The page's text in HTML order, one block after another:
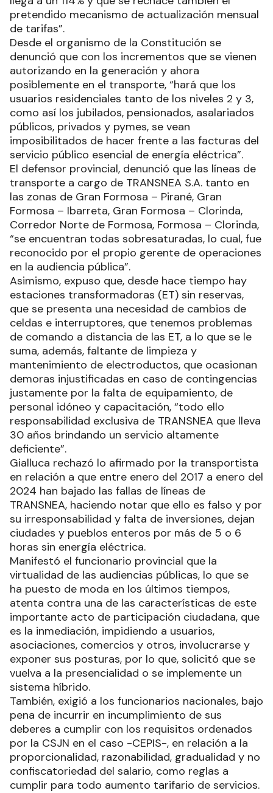
pretendido mecanismo de actualización mensual
de tarifas”.
Desde el organismo de la Constitución se
denunció que con los incrementos que se vienen
autorizando en la generación y ahora
posiblemente en el transporte, “hará que los
usuarios residenciales tanto de los niveles 2 y 3,
como así los jubilados, pensionados, asalariados
públicos, privados y pymes, se vean
imposibilitados de hacer frente a las facturas del
servicio público esencial de energía eléctrica”.
El defensor provincial, denunció que las líneas de
transporte a cargo de TRANSNEA S.A. tanto en
las zonas de Gran Formosa – Pirané, Gran
Formosa – Ibarreta, Gran Formosa – Clorinda,
Corredor Norte de Formosa, Formosa – Clorinda,
“se encuentran todas sobresaturadas, lo cual, fue
reconocido por el propio gerente de operaciones
en la audiencia pública”.
Asimismo, expuso que, desde hace tiempo hay
estaciones transformadoras (ET) sin reservas,
que se presenta una necesidad de cambios de
celdas e interruptores, que tenemos problemas
de comando a distancia de las ET, a lo que se le
suma, además, faltante de limpieza y
mantenimiento de electroductos, que ocasionan
demoras injustificadas en caso de contingencias
justamente por la falta de equipamiento, de
personal idóneo y capacitación, “todo ello
responsabilidad exclusiva de TRANSNEA que lleva
30 años brindando un servicio altamente
deficiente”.
Gialluca rechazó lo afirmado por la transportista
en relación a que entre enero del 2017 a enero del
2024 han bajado las fallas de líneas de
TRANSNEA, haciendo notar que ello es falso y por
su irresponsabilidad y falta de inversiones, dejan
ciudades y pueblos enteros por más de 5 o 6
horas sin energía eléctrica.
Manifestó el funcionario provincial que la
virtualidad de las audiencias públicas, lo que se
ha puesto de moda en los últimos tiempos,
atenta contra una de las características de este
importante acto de participación ciudadana, que
es la inmediación, impidiendo a usuarios,
asociaciones, comercios y otros, involucrarse y
exponer sus posturas, por lo que, solicitó que se
vuelva a la presencialidad o se implemente un
sistema híbrido.
También, exigió a los funcionarios nacionales, bajo
pena de incurrir en incumplimiento de sus
deberes a cumplir con los requisitos ordenados
por la CSJN en el caso -CEPIS-, en relación a la
proporcionalidad, razonabilidad, gradualidad y no
confiscatoriedad del salario, como reglas a
cumplir para todo aumento tarifario de servicios.